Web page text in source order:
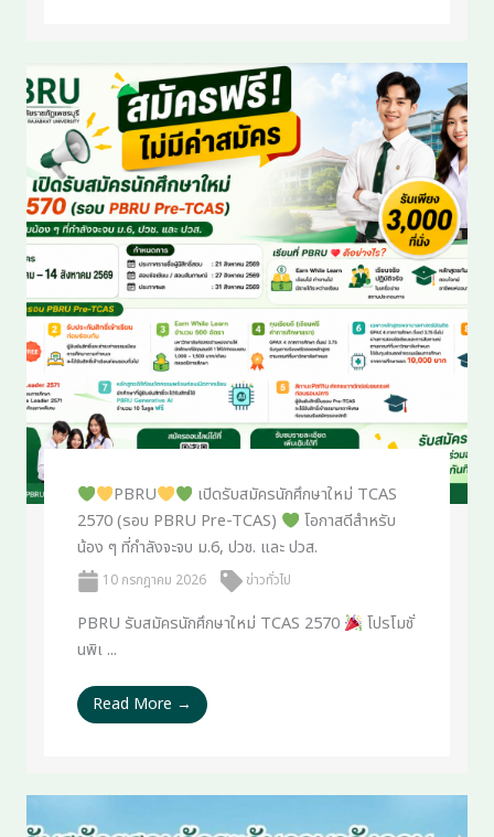
PBRU
เปิดรับสมัครนักศึกษาใหม่ TCAS
2570 (รอบ PBRU Pre-TCAS)
โอกาสดีสำหรับ
น้อง ๆ ที่กำลังจะจบ ม.6, ปวช. และ ปวส.
10 กรกฎาคม 2026 ข่าวทั่วไป
PBRU รับสมัครนักศึกษาใหม่ TCAS 2570
โปรโมชั่
นพิเ ...
Read More →